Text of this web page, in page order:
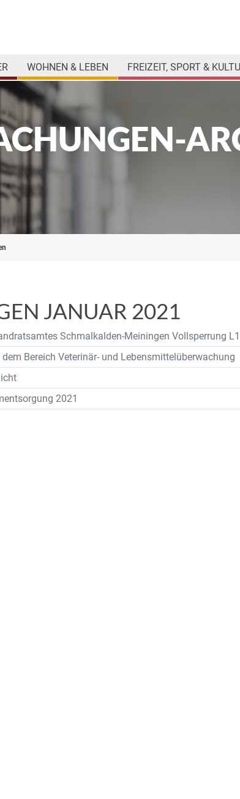
WOHNEN & LEBEN FREIZEIT, SPORT &
JANUAR 2021
Schmalkalden-Meiningen Vollsperrung
Bereich Veterinär- und Lebensmittelüberwachung
2021